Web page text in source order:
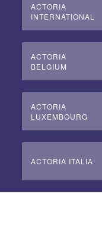
ACTORIA
INTERNATIONAL
ACTORIA
BELGIUM
ACTORIA
LUXEMBOURG
ACTORIA ITALIA